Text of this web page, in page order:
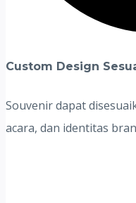
Custom Design
Souvenir dapat
acara, dan identitas